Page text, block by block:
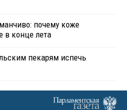
почему коже
в конце лета
пекарям испечь